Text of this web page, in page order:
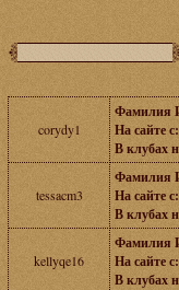
corydy1
Фамилия
На сайте с:
В клубах
tessacm3
Фамилия
На сайте с:
В клубах
kellyqe16
Фамилия
На сайте с:
В клубах